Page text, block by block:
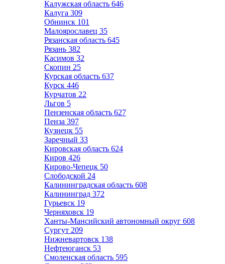
Калужская область 646
Калуга 309
Обнинск 101
Малоярославец 35
Рязанская область 645
Рязань 382
Касимов 32
Скопин 25
Курская область 637
Курск 446
Курчатов 22
Льгов 5
Пензенская область 627
Пенза 397
Кузнецк 55
Заречный 33
Кировская область 624
Киров 426
Кирово-Чепецк 50
Слободской 24
Калининградская область 608
Калининград 372
Гурьевск 19
Черняховск 19
Ханты-Мансийский автономный округ 608
Сургут 209
Нижневартовск 138
Нефтеюганск 53
Смоленская область 595